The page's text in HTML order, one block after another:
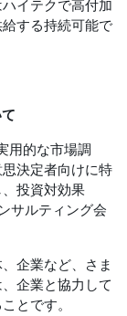
イテクで高付加
する持続可能で
用的な市場調
決定者向けに特
投資対効果
サルティング会
企業など、さま
企業と協力して
とです。